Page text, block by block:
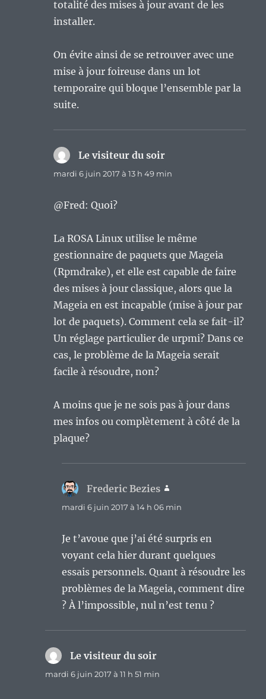
totalité des mises à jour avant de les
installer.
On évite ainsi de se retrouver avec une
mise à jour foireuse dans un lot
temporaire qui bloque l’ensemble par la
suite.
Le visiteur du soir
mardi 6 juin 2017 à 13 h 49 min
@Fred: Quoi?
La ROSA Linux utilise le même
gestionnaire de paquets que Mageia
(Rpmdrake), et elle est capable de faire
des mises à jour classique, alors que la
Mageia en est incapable (mise à jour par
lot de paquets). Comment cela se fait-il?
Un réglage particulier de urpmi? Dans ce
cas, le problème de la Mageia serait
facile à résoudre, non?
A moins que je ne sois pas à jour dans
mes infos ou complètement à côté de la
plaque?
Frederic Bezies
mardi 6 juin 2017 à 14 h 06 min
Je t’avoue que j’ai été surpris en
voyant cela hier durant quelques
essais personnels. Quant à résoudre les
problèmes de la Mageia, comment dire
? À l’impossible, nul n’est tenu ?
Le visiteur du soir
mardi 6 juin 2017 à 11 h 51 min